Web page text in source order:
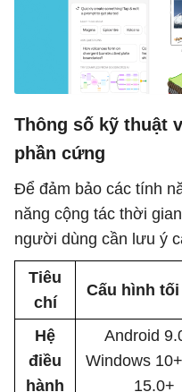
Thông số kỹ thuật
phần cứng
Để đảm bảo các tính
năng cộng tác thời
người dùng cần lưu ý
Tiêu
chí
Cấu hình
Hệ
điều
hành
Android
Windows
15.0+